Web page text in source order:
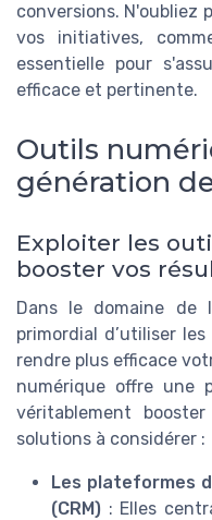
conversions. N'oubliez
vos initiatives,
essentielle pour
efficace et pertinente.
Outils
génération
Exploiter les
booster vos
Dans le domaine de
primordial d’utiliser
rendre plus efficace
numérique offre une
véritablement
solutions à considérer :
Les plateformes
(CRM) : Elles